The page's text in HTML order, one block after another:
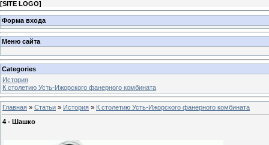
[SITE LOGO]
Форма входа
Меню сайта
Categories
История
К столетию Усть-Ижорского фанерного комбината
Главная » Статьи » История » К столетию Усть-Ижорского фанерного комбината
4 - Шашко